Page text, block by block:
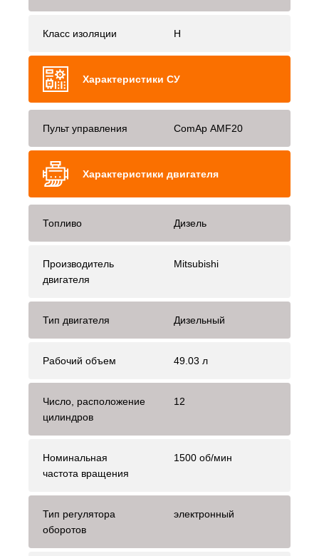
Класс изоляции H
Характеристики СУ
Пульт управления ComAp AMF20
Характеристики двигателя
Топливо Дизель
Производитель
двигателя
Mitsubishi
Тип двигателя Дизельный
Рабочий объем 49.03 л
Число, расположение
цилиндров
12
Номинальная
частота вращения
1500 об/мин
Тип регулятора
оборотов
электронный